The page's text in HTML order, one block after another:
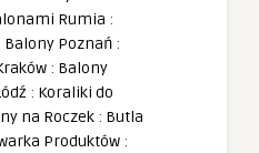
Rumia :
Balony Poznań :
: Balony
: Koraliki do
na Roczek : Butla
Produktów :